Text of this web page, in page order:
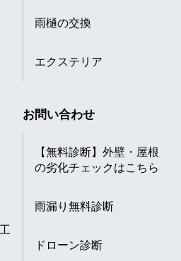
雨樋の交換
エクステリア
お問い合わせ
【無料診断】外壁・屋根
の劣化チェックはこちら
雨漏り無料診断
ドローン診断